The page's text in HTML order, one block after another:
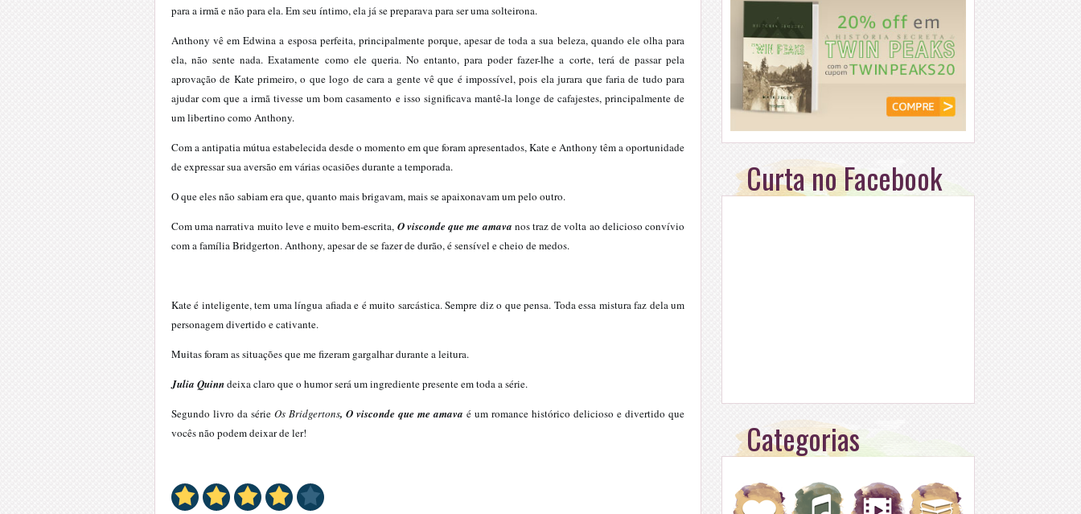
para a irmã e não para ela. Em seu íntimo, ela já se preparava para ser uma solteirona.
Anthony vê em Edwina a esposa perfeita, principalmente porque, apesar de toda a sua beleza, quando ele olha para
ela, não sente nada. Exatamente como ele queria. No entanto, para poder fazer-lhe a corte, terá de passar pela
aprovação de Kate primeiro, o que logo de cara a gente vê que é impossível, pois ela jurara que faria de tudo para
ajudar com que a irmã tivesse um bom casamento e isso significava mantê-la longe de cafajestes, principalmente de
um libertino como Anthony.
Com a antipatia mútua estabelecida desde o momento em que foram apresentados, Kate e Anthony têm a oportunidade
de expressar sua aversão em várias ocasiões durante a temporada.
O que eles não sabiam era que, quanto mais brigavam, mais se apaixonavam um pelo outro.
Com uma narrativa muito leve e muito bem-escrita, O visconde que me amava nos traz de volta ao delicioso convívio
com a família Bridgerton. Anthony, apesar de se fazer de durão, é sensível e cheio de medos.
Kate é inteligente, tem uma língua afiada e é muito sarcástica. Sempre diz o que pensa. Toda essa mistura faz dela um
personagem divertido e cativante.
Muitas foram as situações que me fizeram gargalhar durante a leitura.
Julia Quinndeixa claro que o humor será um ingrediente presente em toda a série.
Segundo livro da série Os Bridgertons, O visconde que me amava é um romance histórico delicioso e divertido que
vocês não podem deixar de ler!
Curta no Facebook
Categorias